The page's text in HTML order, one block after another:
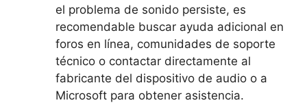
el problema de sonido persiste, es
recomendable buscar ayuda adicional en
foros en línea, comunidades de soporte
técnico o contactar directamente al
fabricante del dispositivo de audio o a
Microsoft para obtener asistencia.